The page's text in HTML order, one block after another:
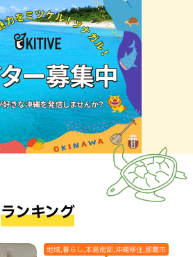
ランキング
地域,暮らし,本島南部,沖縄移住,那覇市